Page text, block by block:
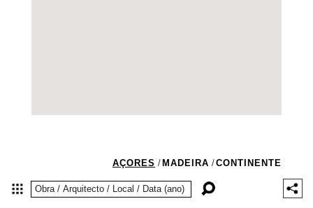
CONTINENTE
MADEIRA
/
AÇORES /